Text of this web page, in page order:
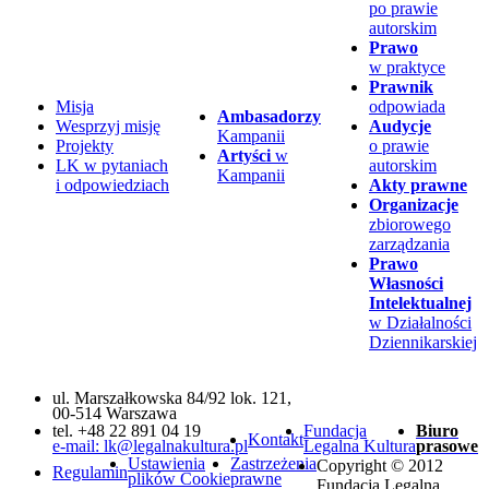
Misja
Wesprzyj misję
Projekty
LK w pytaniach
i odpowiedziach
Ambasadorzy
Kampanii
Artyści w
Kampanii
po prawie
autorskim
Prawo
w praktyce
Prawnik
odpowiada
Audycje
o prawie
autorskim
Akty prawne
Organizacje
zbiorowego
zarządzania
Prawo
Własności
Intelektualnej
w Działalności
Dziennikarskiej
ul. Marszałkowska 84/92 lok. 121,
00-514 Warszawa
tel. +48 22 891 04 19
e-mail: lk@legalnakultura.plKontaktFundacja
Legalna Kultura
Biuro
prasowe
RegulaminUstawienia
plików Cookie
Zastrzeżenia
prawne
Copyright © 2012
Fundacja Legalna